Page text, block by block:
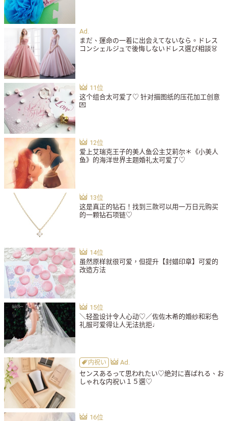
まだ、運命の一着に出会えてないなら。ドレス
コンシェルジュで後悔しないドレス選び相談👗
这个组合太可爱了♡ 针对描图纸的压花加工创意
💌
爱上艾瑞克王子的美人鱼公主艾莉尔＊《小美人
鱼》的海洋世界主题婚礼太可爱了♡
这是真正的钻石！找到三款可以用一万日元购买
的一颗钻石项链♡
虽然原样就很可爱，但提升【封蜡印章】可爱的
改造方法
＼轻盈设计令人心动♡／佐佐木希的婚纱和彩色
礼服可爱得让人无法抗拒♩
内祝い
センスあるって思われたい♡絶対に喜ばれる、お
しゃれな内祝い１５選♡